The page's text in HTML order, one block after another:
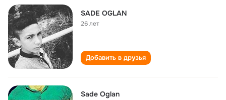
SADE OGLAN
26 лет
Добавить в друзья
Sade Oglan